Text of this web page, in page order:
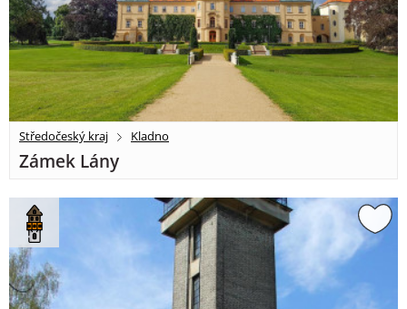
Středočeský kraj Kladno
Zámek Lány